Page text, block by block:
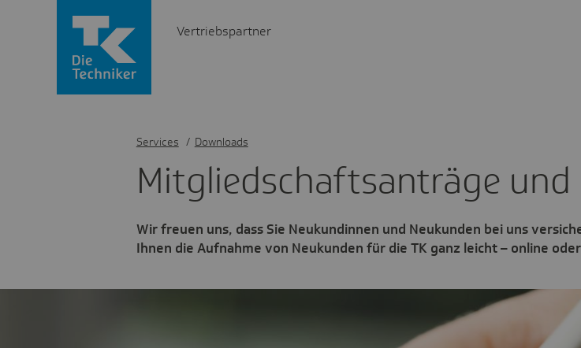
Vertriebspartner
Mitglied­schafts­an­träge und
Wir freuen uns, dass Sie Neukundinnen und Neukunden bei uns
Ihnen die Aufnahme von Neukunden für die TK ganz leicht – online
Services / Downloads